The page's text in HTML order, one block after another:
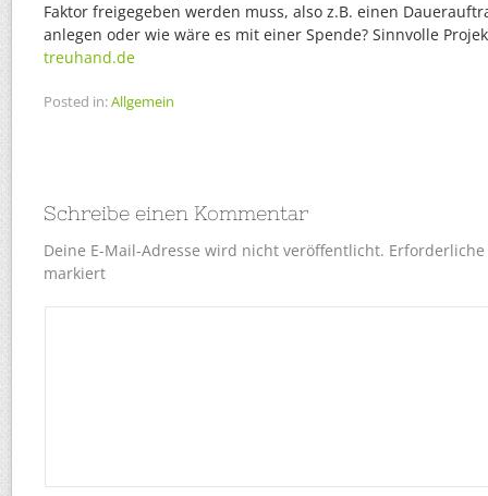
Faktor freigegeben werden muss, also z.B. einen
anlegen oder wie wäre es mit einer Spende? Sinnvolle
treuhand.de
Posted in:Allgemein
Schreibe einen Kommentar
Deine E-Mail-Adresse wird nicht veröffentlicht.
markiert